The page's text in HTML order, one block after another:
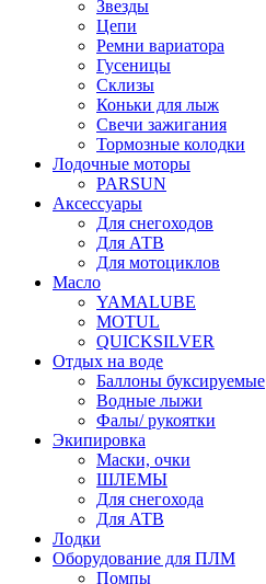
Звезды
Цепи
Ремни вариатора
Гусеницы
Склизы
Коньки для лыж
Свечи зажигания
Тормозные колодки
Лодочные моторы
PARSUN
Аксессуары
Для снегоходов
Для АТВ
Для мотоциклов
Масло
YAMALUBE
MOTUL
QUICKSILVER
Отдых на воде
Баллоны буксируемые
Водные лыжи
Фалы/ рукоятки
Экипировка
Маски, очки
ШЛЕМЫ
Для снегохода
Для АТВ
Лодки
Оборудование для ПЛМ
Помпы